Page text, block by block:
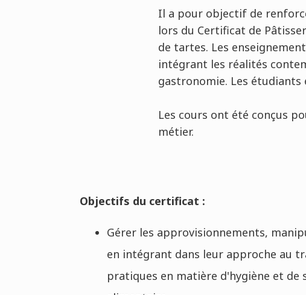
Il a pour objectif de
lors du Certificat de
de tartes. Les
intégrant les réalités
gastronomie. Les
Les cours ont été conçus
métier.
Objectifs du certificat :
Gérer les approvisionnements,
en intégrant dans leur approche au
pratiques en matière d'hygiène et de